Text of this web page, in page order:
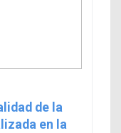
de la
en la